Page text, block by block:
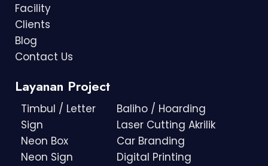
Facility
Clients
Blog
Contact Us
Layanan Project
Timbul / Letter
Sign
Neon Box
Neon Sign
Baliho / Hoarding
Laser Cutting Akrilik
Car Branding
Digital Printing